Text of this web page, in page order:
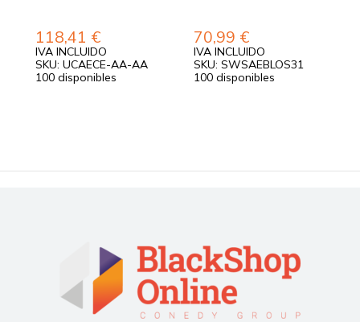
118,41 €
IVA INCLUIDO
SKU: UCAECE-AA-AA
100 disponibles
70,99 €
IVA INCLUIDO
SKU: SWSAEBLOS31
100 disponibles